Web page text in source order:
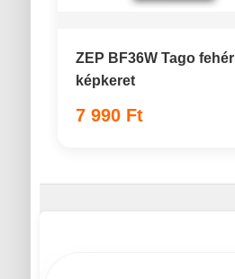
ZEP BF36W Tago
képkeret
7 990 Ft